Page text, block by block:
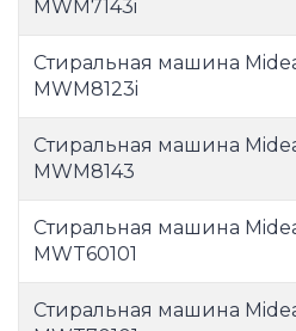
MWM7143i
Стиральная машина
MWM8123i
Стиральная машина
MWM8143
Стиральная машина
MWT60101
Стиральная машина